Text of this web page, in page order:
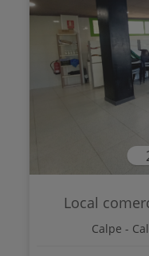
Local
Calpe -